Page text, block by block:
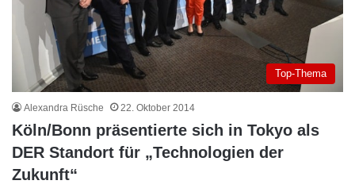
Top-Thema
Alexandra Rüsche 22. Oktober 2014
Köln/Bonn präsentierte sich in Tokyo als
DER Standort für „Technologien der
Zukunft“